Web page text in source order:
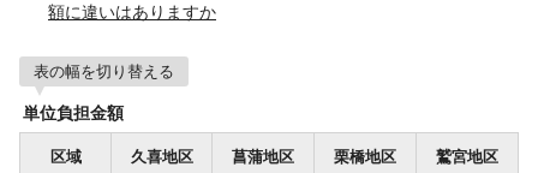
額に違いはありますか
表の幅を切り替える
単位負担金額
区域 久喜地区 菖蒲地区 栗橋地区 鷲宮地区